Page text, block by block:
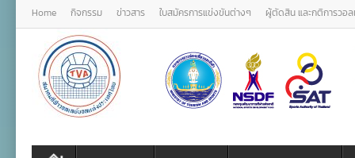
Home กิจกรรม ข่าวสาร ใบสมัครการแข่งขันต่างๆ ผู้ตัดสิน และกติการวอ